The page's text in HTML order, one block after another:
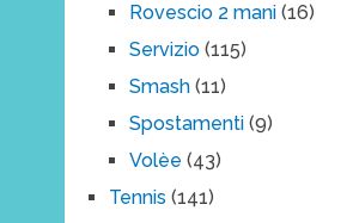
Rovescio 2 mani(16)
Servizio(115)
Smash(11)
Spostamenti(9)
Volèe (43)
Tennis (141)